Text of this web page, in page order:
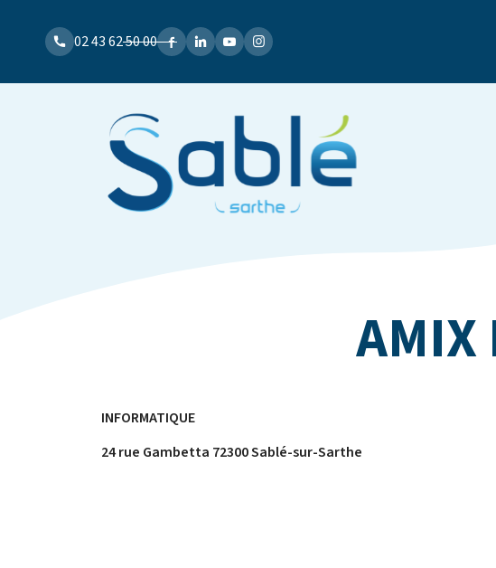
02 43 62 50 00
AMIX
INFORMATIQUE
24 rue Gambetta 72300 Sablé-sur-Sarthe